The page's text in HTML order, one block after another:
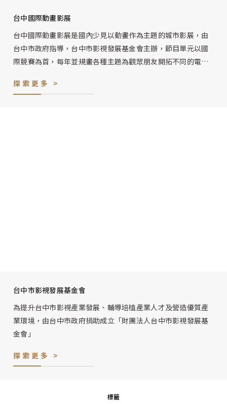
台中國際動畫影展
台中國際動畫影展是國內少見以動畫作為主題的城市影展，由
台中市政府指導，台中市影視發展基金會主辦，節目單元以國
際競賽為首，每年並規畫各種主題為觀眾朋友開拓不同的電影
探索更多 >
台中市影視發展基金會
為提升台中市影視產業發展、輔導培植產業人才及營造優質產
業環境，由台中市政府捐助成立「財團法人台中市影視發展基
金會」
探索更多 >
標籤